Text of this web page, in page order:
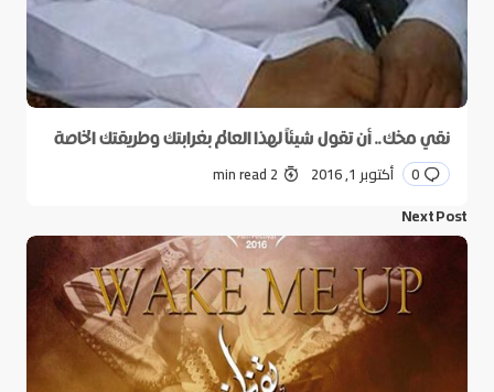
نقي مخك.. أن تقول شيئاً لهذا العالم بغرابتك وطريقتك الخاصة
0 أكتوبر 1, 2016 2 min read
Next Post